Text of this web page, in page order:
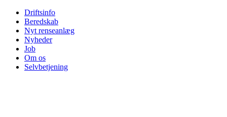
Driftsinfo
Beredskab
Nyt renseanlæg
Nyheder
Job
Om os
Selvbetjening